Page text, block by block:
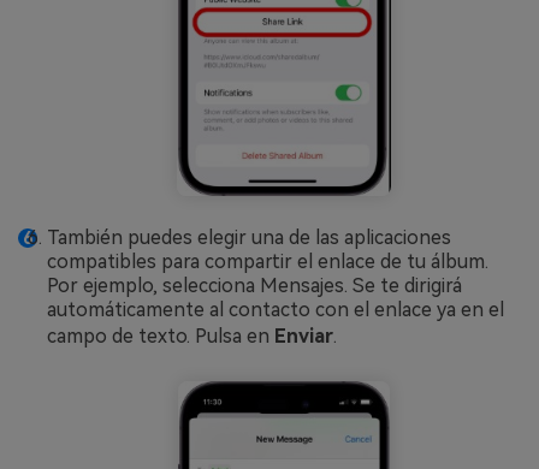
También puedes elegir una de las aplicaciones
compatibles para compartir el enlace de tu álbum.
Por ejemplo, selecciona Mensajes. Se te dirigirá
automáticamente al contacto con el enlace ya en el
campo de texto. Pulsa en Enviar.